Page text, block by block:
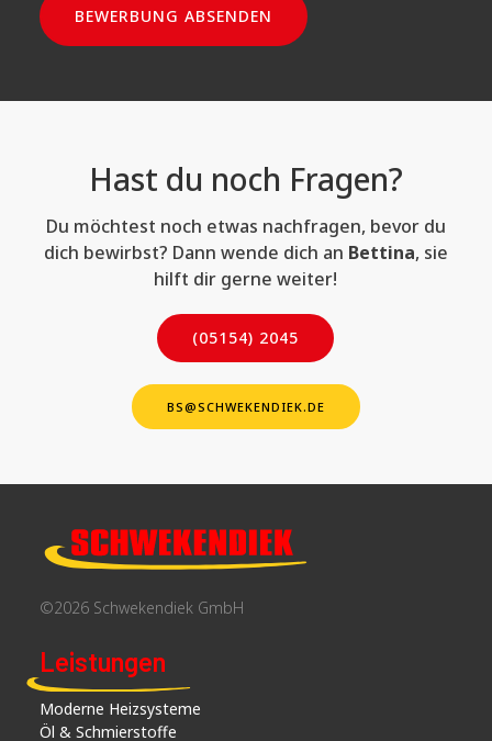
BEWERBUNG ABSENDEN
Hast du noch Fragen?
Du möchtest noch etwas nachfragen, bevor du
dich bewirbst? Dann wende dich an Bettina, sie
hilft dir gerne weiter!
(05154) 2045
BS@SCHWEKENDIEK.DE
©2026 Schwekendiek GmbH
Leistungen
Moderne Heizsysteme
Öl & Schmierstoffe